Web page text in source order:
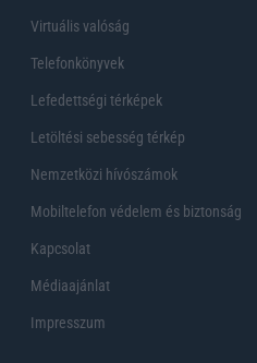
Virtuális valóság
Telefonkönyvek
Lefedettségi térképek
Letöltési sebesség térkép
Nemzetközi hívószámok
Mobiltelefon védelem és biztonság
Kapcsolat
Médiaajánlat
Impresszum